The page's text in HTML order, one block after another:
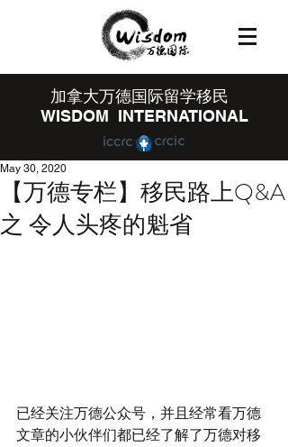
​加拿大万德国际留学移民
WISDOM INTERNATIONAL
【万德专栏】移民路上Q&A
之 令人头疼的魁省
May 30, 2020
已经关注万德公众号，并且经常看万德
文章的小伙伴们都已经了解了万德对移